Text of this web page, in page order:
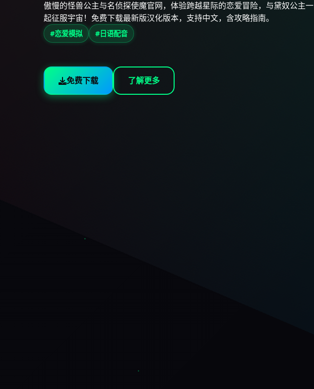
傲慢的怪兽公主与名侦探使魔官网，体验跨越星际的恋爱冒险，与黛奴公主一
起征服宇宙！免费下载最新版汉化版本，支持中文，含攻略指南。
#恋爱模拟 #日语配音
免费下载 了解更多